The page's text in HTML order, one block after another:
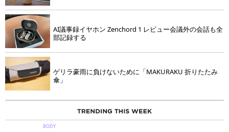
AI議事録イヤホン Zenchord 1 レビュー会議外の会話も全
部記録する
ゲリラ豪雨に負けないために「MAKURAKU 折りたたみ
傘」
BODY